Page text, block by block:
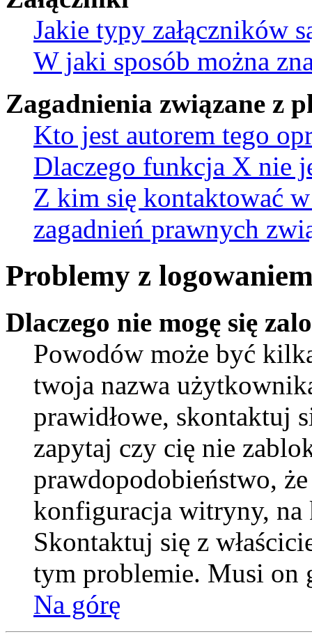
Jakie typy załączników
W jaki sposób można
Zagadnienia związane z
Kto jest autorem tego
Dlaczego funkcja X nie
Z kim się kontaktować
zagadnień prawnych
Problemy z
Dlaczego nie mogę się
Powodów może być
twoja nazwa
prawidłowe, skontaktuj
zapytaj czy cię nie
prawdopodobieństwo,
konfiguracja witryny, na
Skontaktuj się z
tym problemie. Musi on
Na górę